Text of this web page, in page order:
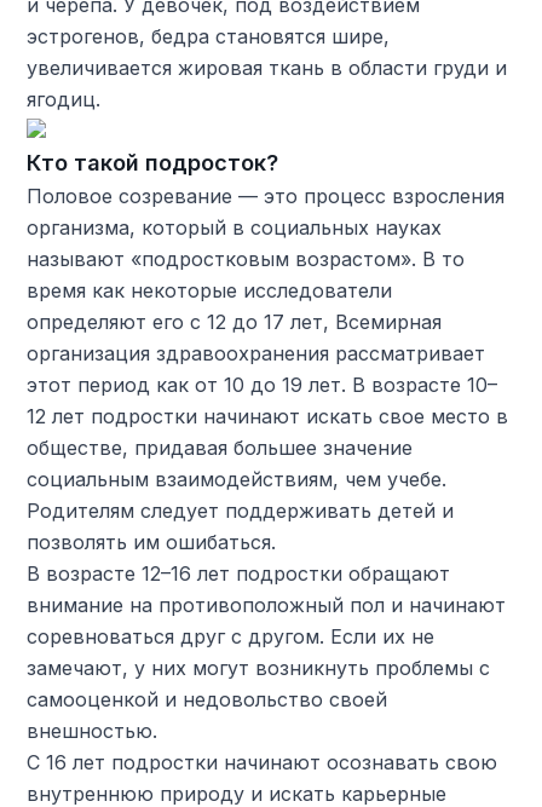
и черепа. У девочек, под воздействием
эстрогенов, бедра становятся шире,
увеличивается жировая ткань в области груди и
ягодиц.
Кто такой подросток?
Половое созревание — это процесс взросления
организма, который в социальных науках
называют «подростковым возрастом». В то
время как некоторые исследователи
определяют его с 12 до 17 лет, Всемирная
организация здравоохранения рассматривает
этот период как от 10 до 19 лет. В возрасте 10–
12 лет подростки начинают искать свое место в
обществе, придавая большее значение
социальным взаимодействиям, чем учебе.
Родителям следует поддерживать детей и
позволять им ошибаться.
В возрасте 12–16 лет подростки обращают
внимание на противоположный пол и начинают
соревноваться друг с другом. Если их не
замечают, у них могут возникнуть проблемы с
самооценкой и недовольство своей
внешностью.
С 16 лет подростки начинают осознавать свою
внутреннюю природу и искать карьерные